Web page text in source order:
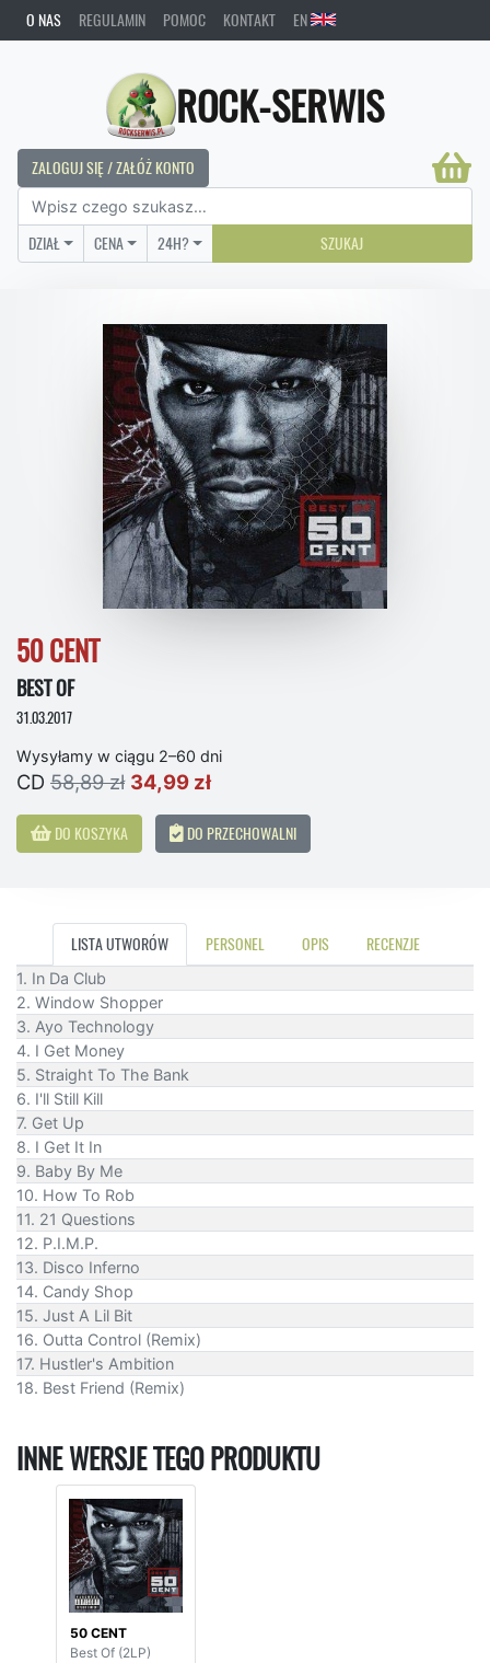
O NAS REGULAMIN POMOC KONTAKT EN
ROCK-SERWIS
ZALOGUJ SIĘ / ZAŁÓŻ KONTO
DZIAŁ CENA 24H? SZUKAJ
50 CENT
BEST OF
31.03.2017
Wysyłamy w ciągu 2–60 dni
CD 58,89 zł 34,99 zł
DO KOSZYKA DO PRZECHOWALNI
LISTA UTWORÓW PERSONEL OPIS RECENZJE
1. In Da Club
2. Window Shopper
3. Ayo Technology
4. I Get Money
5. Straight To The Bank
6. I'll Still Kill
7. Get Up
8. I Get It In
9. Baby By Me
10. How To Rob
11. 21 Questions
12. P.I.M.P.
13. Disco Inferno
14. Candy Shop
15. Just A Lil Bit
16. Outta Control (Remix)
17. Hustler's Ambition
18. Best Friend (Remix)
INNE WERSJE TEGO PRODUKTU
50 CENT
Best Of (2LP)